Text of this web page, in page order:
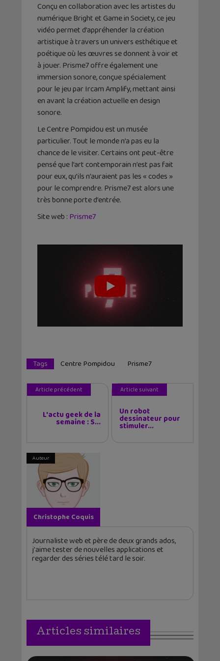
Conçu en collaboration avec les artistes du
numérique Bright et Game in Society, ce jeu
vidéo permet d’appréhender la création
artistique à travers un univers esthétique et
poétique où les œuvres se donnent à voir et
à jouer. Prisme7 offre également une
immersion sonore, conçue spécialement
pour le jeu par Ircam Amplify, mettant ainsi
en avant la création actuelle en design
sonore.
Le Centre Pompidou est un musée
particulier. Tout le monde n’a pas eu la
chance de le visiter. Certains ont peut-être
pensé que l’art contemporain n’est pas fait
pour eux, qu’ils n’auraient pas les « codes »
pour le comprendre. Prisme7 est alors une
très bonne porte d’entrée.
Site web : Prisme7
Tags Centre Pompidou Prisme7
Article précédent
L'actu geek de la
semaine : S...
Article suivant
Un robot
dessinateur pour
stimuler...
Auteur
Christophe Coquis
Journaliste web et père de deux grands ados,
j'aime tester de nouvelles applications et
regarder des séries télé tard le soir.
Articles similaires